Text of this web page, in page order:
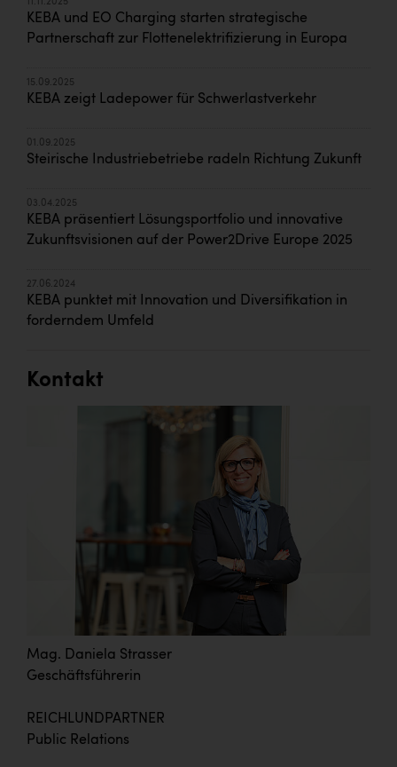
11.11.2025
KEBA und EO Charging starten strategische
Partnerschaft zur Flottenelektrifizierung in Europa
15.09.2025
KEBA zeigt Ladepower für Schwerlastverkehr
01.09.2025
Steirische Industriebetriebe radeln Richtung Zukunft
03.04.2025
KEBA präsentiert Lösungsportfolio und innovative
Zukunftsvisionen auf der Power2Drive Europe 2025
27.06.2024
KEBA punktet mit Innovation und Diversifikation in
forderndem Umfeld
Kontakt
Mag. Daniela Strasser
Geschäftsführerin
REICHLUNDPARTNER
Public Relations